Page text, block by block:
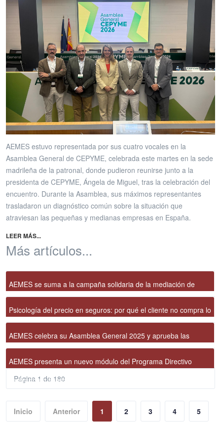
AEMES estuvo representada por sus cuatro vocales en la
Asamblea General de CEPYME, celebrada este martes en la sede
madrileña de la patronal, donde pudieron reunirse junto a la
presidenta de CEPYME, Ángela de Miguel, tras la celebración del
encuentro. Durante la Asamblea, sus máximos representantes
trasladaron un diagnóstico común sobre la situación que
atraviesan las pequeñas y medianas empresas en España.
LEER MÁS...
Más artículos...
AEMES se suma a la campaña solidaria de la mediación de
Venezuela
Psicología del precio en seguros: por qué el cliente no compra lo
AEMES celebra su Asamblea General 2025 y aprueba las
AEMES presenta un nuevo módulo del Programa Directivo
centrado en finanzas: «Lo que tu gestor no te cuenta sobre tu
correduría»
Página 1 de 180
Inicio Anterior 1 2 3 4 5